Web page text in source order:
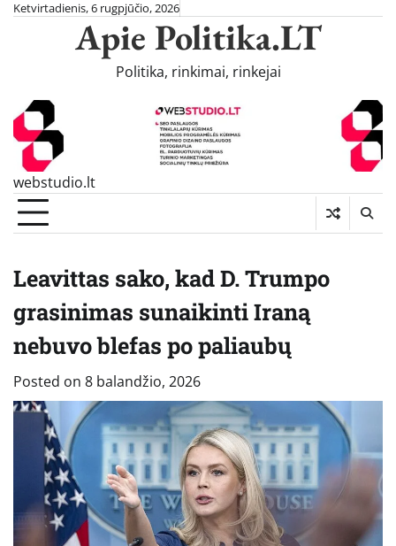
SkipKetvirtadienis, 6 rugpjūčio, 2026
Apie Politika.LT
Politika, rinkimai, rinkejai
webstudio.lt
Leavittas sako, kad D. Trumpo
grasinimas sunaikinti Iraną
nebuvo blefas po paliaubų
Posted on 8 balandžio, 2026